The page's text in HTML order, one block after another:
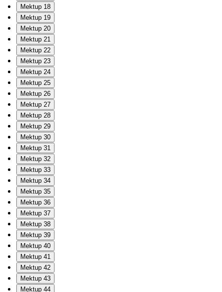
Mektup 18
Mektup 19
Mektup 20
Mektup 21
Mektup 22
Mektup 23
Mektup 24
Mektup 25
Mektup 26
Mektup 27
Mektup 28
Mektup 29
Mektup 30
Mektup 31
Mektup 32
Mektup 33
Mektup 34
Mektup 35
Mektup 36
Mektup 37
Mektup 38
Mektup 39
Mektup 40
Mektup 41
Mektup 42
Mektup 43
Mektup 44